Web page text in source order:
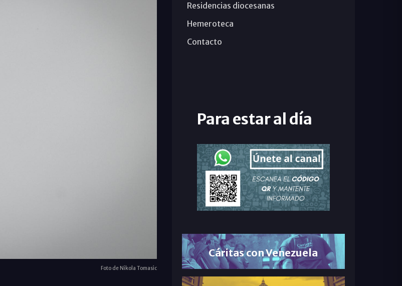
Foto de Nikola Tomasic
Residencias diocesanas
Hemeroteca
Contacto
Para estar al día
Cáritas con Venezuela